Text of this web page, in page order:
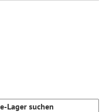
Lager suchen